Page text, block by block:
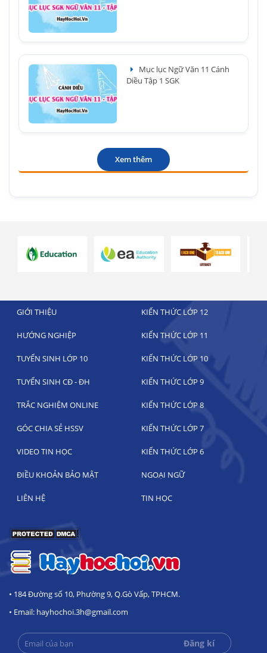
Mục lục Ngữ Văn 11 Cánh
Diều Tập 1 SGK
Xem thêm
GIỚI THIỆU KIẾN THỨC LỚP 12
HƯỚNG NGHIỆP KIẾN THỨC LỚP 11
TUYỂN SINH LỚP 10 KIẾN THỨC LỚP 10
TUYỂN SINH CĐ - ĐH KIẾN THỨC LỚP 9
TRẮC NGHIỆM ONLINE KIẾN THỨC LỚP 8
GÓC CHIA SẺ HSSV KIẾN THỨC LỚP 7
VIDEO TIN HỌC KIẾN THỨC LỚP 6
ĐIỀU KHOẢN BẢO MẬT NGOẠI NGỮ
LIÊN HỆ TIN HỌC
• 184 Đường số 10, Phường 9, Q.Gò Vấp, TPHCM.
• Email: hayhochoi.3h@gmail.com